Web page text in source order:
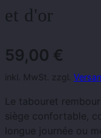
et d'or
59,00 €
inkl. MwSt. zzgl.
Le tabouret
siège confortable,
longue journée ou